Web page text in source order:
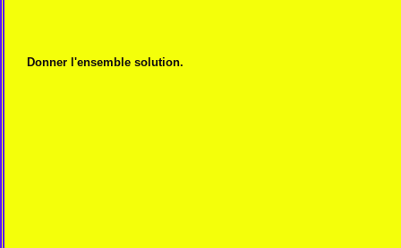
Donner l'ensemble solution.